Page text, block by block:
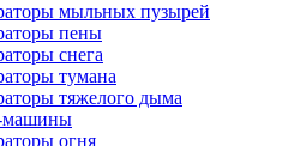
мыльных пузырей
пены
снега
тумана
тяжелого дыма
огня